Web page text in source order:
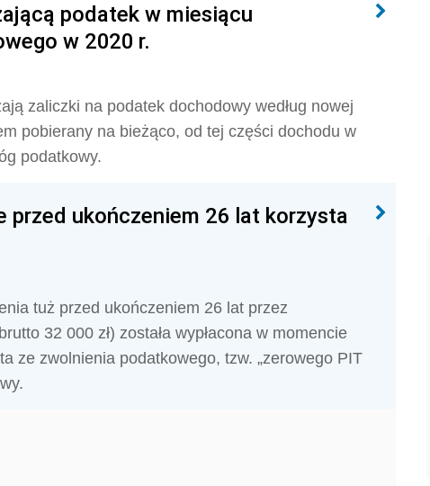
podatek w miesiącu
w 2020 r.
zaliczki na podatek dochodowy według nowej
pobierany na bieżąco, od tej części dochodu w
podatkowy.
przed ukończeniem 26 lat korzysta
tuż przed ukończeniem 26 lat przez
32 000 zł) została wypłacona w momencie
ze zwolnienia podatkowego, tzw. „zerowego PIT